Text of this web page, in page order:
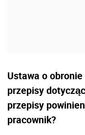
Ustawa o
przepisy
przepisy
pracownik?